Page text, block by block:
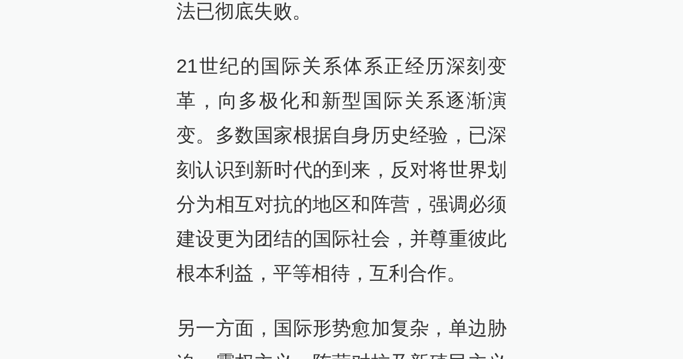
法已彻底失败。
21世纪的国际关系体系正经历深刻变
革，向多极化和新型国际关系逐渐演
变。多数国家根据自身历史经验，已深
刻认识到新时代的到来，反对将世界划
分为相互对抗的地区和阵营，强调必须
建设更为团结的国际社会，并尊重彼此
根本利益，平等相待，互利合作。
另一方面，国际形势愈加复杂，单边胁